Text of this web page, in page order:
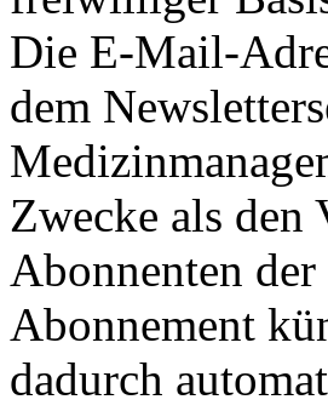
Die E-Mail-
dem
Zwecke als den
Abonnenten
Abonnement
dadurch